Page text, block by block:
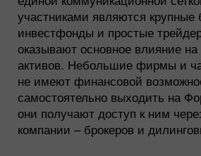
участниками являются крупные
инвестфонды и простые
оказывают основное влияние
активов. Небольшие фирмы и
не имеют финансовой
самостоятельно выходить на
они получают доступ к ним
компании – брокеров и